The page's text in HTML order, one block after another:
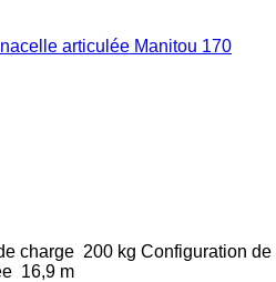
nacelle articulée Manitou 170
charge 200 kg Configuration de
16,9 m